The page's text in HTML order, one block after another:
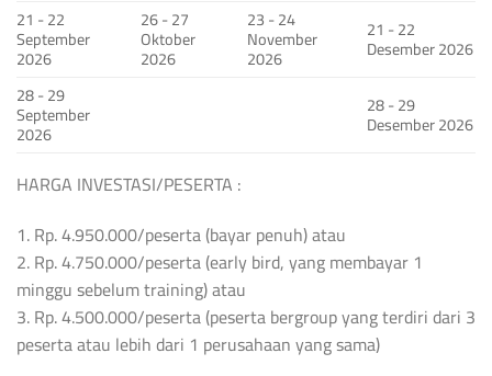
21 - 22
September
2026
26 - 27
Oktober
2026
23 - 24
November
2026
21 - 22
Desember 2026
28 - 29
September
2026
28 - 29
Desember 2026
HARGA INVESTASI/PESERTA :
1. Rp. 4.950.000/peserta (bayar penuh) atau
2. Rp. 4.750.000/peserta (early bird, yang membayar 1
minggu sebelum training) atau
3. Rp. 4.500.000/peserta (peserta bergroup yang terdiri dari 3
peserta atau lebih dari 1 perusahaan yang sama)